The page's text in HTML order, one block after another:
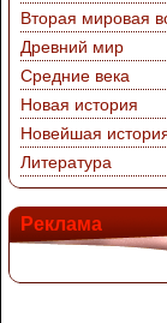
Вторая мировая
Древний мир
Средние века
Новая история
Новейшая
Литература
Реклама